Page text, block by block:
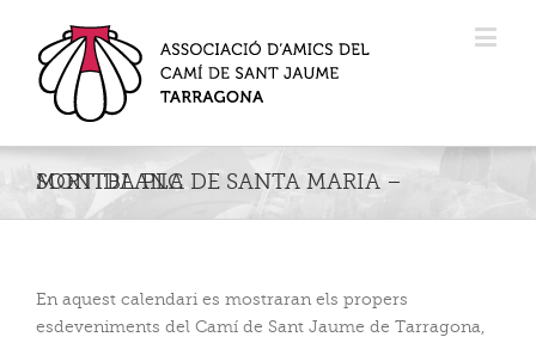
SORTIDA PLA DE SANTA MARIA – MONTBLANC
En aquest calendari es mostraran els propers
esdeveniments del Camí de Sant Jaume de Tarragona,